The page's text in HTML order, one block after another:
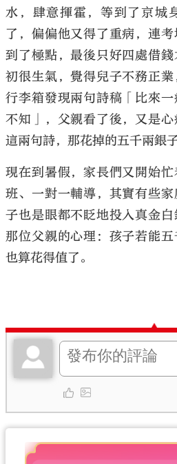
水，肆意揮霍，等到了京城
了，偏偏他又得了重病，連
到了極點，最後只好四處借
初很生氣，覺得兒子不務正
行李箱發現兩句詩稿「比來
不知」，父親看了後，又是
這兩句詩，那花掉的五千兩銀
現在到暑假，家長們又開始
班、一對一輔導，其實有些
子也是眼都不眨地投入真金
那位父親的心理：孩子若能五
也算花得值了。